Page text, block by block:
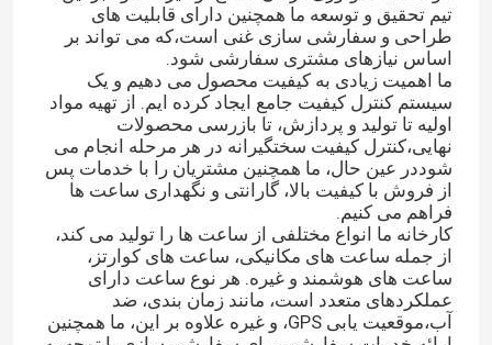
تیم تحقیق و توسعه ما همچنین دارای قابلیت های
طراحی و سفارشی سازی غنی است،که می تواند بر
اساس نیازهای مشتری سفارشی شود.
ما اهمیت زیادی به کیفیت محصول می دهیم و یک
سیستم کنترل کیفیت جامع ایجاد کرده ایم. از تهیه مواد
اولیه تا تولید و پردازش، تا بازرسی محصولات
نهایی،کنترل کیفیت سختگیرانه در هر مرحله انجام می
شوددر عین حال، ما همچنین مشتریان را با خدمات پس
از فروش با کیفیت بالا، گارانتی و نگهداری ساعت ها
فراهم می کنیم.
کارخانه ما انواع مختلفی از ساعت ها را تولید می کند،
از جمله ساعت های مکانیکی، ساعت های کوارتز،
ساعت های هوشمند و غیره. هر نوع ساعت دارای
عملکردهای متعدد است، مانند زمان بندی، ضد
آب،موقعیت یابی GPS، و غیره علاوه بر این، ما همچنین